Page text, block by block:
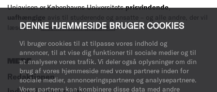
DENNE HJEMMESIDE BRUGER COOKIES
Vi bruger cookies til at tilpasse vores indhold og
annoncer, til at vise dig funktioner til sociale medier og til
at analysere vores trafik. Vi deler også oplysninger om din
brug af vores hjemmeside med vores partnere inden for
sociale medier, annonceringspartnere og analysepartnere.
Vores partnere kan kombinere disse data med andre
Uniavisen er Københavns Universitetsprisvindende,
uafhængige avis til studerende og ansatte – og alle andre, der vil
læse med.Læs mere om avisen her.
MERE
Redaktionen